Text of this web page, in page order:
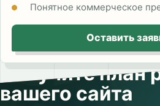
Понятное коммерческое
Оставить
Получите план
вашего сайта